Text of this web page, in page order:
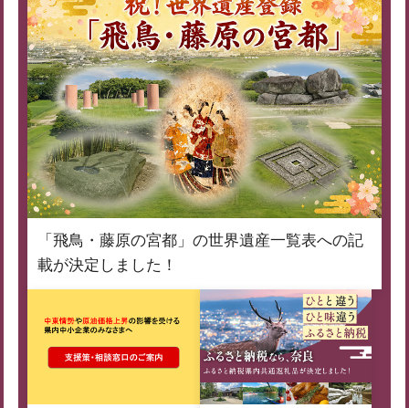
「飛鳥・藤原の宮都」の世界遺産一覧表への記
載が決定しました！